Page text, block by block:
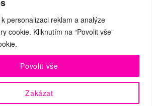
personalizaci reklam a analýze
cookie. Kliknutím na “Povolit vše”
Zakázat
Povolit vše
Youtube
z.s. | Branická 69/66, Braník, 147 00 Praha